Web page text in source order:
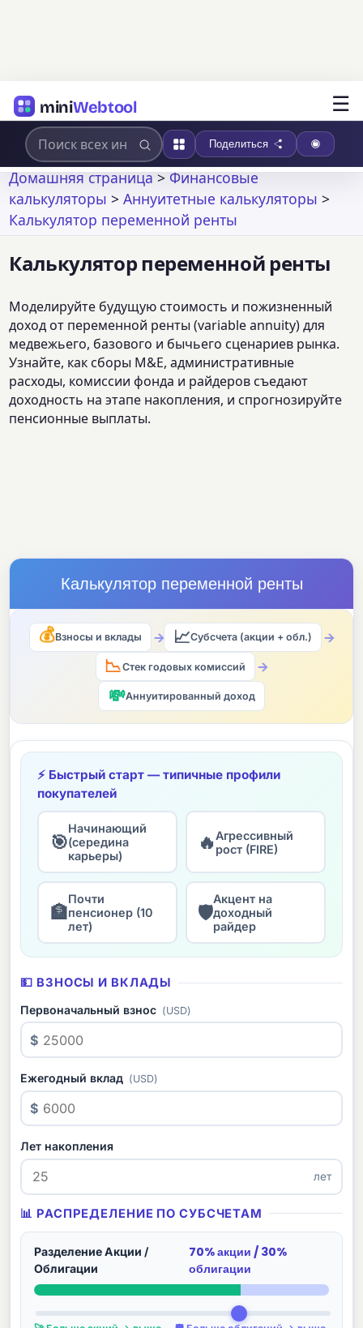
miniWebtool ☰
Поделиться
Домашняя страница>Финансовые
калькуляторы >Аннуитетные калькуляторы >
Калькулятор переменной ренты
Калькулятор переменной ренты
Моделируйте будущую стоимость и пожизненный
доход от переменной ренты (variable annuity) для
медвежьего, базового и бычьего сценариев рынка.
Узнайте, как сборы M&E, административные
расходы, комиссии фонда и райдеров съедают
доходность на этапе накопления, и спрогнозируйте
пенсионные выплаты.
Калькулятор переменной ренты
💰Взносы и вклады → 📈Субсчета (акции + обл.) →
📉Стек годовых комиссий →
💸Аннуитированный доход
⚡ Быстрый старт — типичные профили
покупателей
🎯
Начинающий
(середина
карьеры)
🔥Агрессивный
рост (FIRE)
🏦
Почти
пенсионер (10
лет)
🛡
Акцент на
доходный
райдер
💵 ВЗНОСЫ И ВКЛАДЫ
Первоначальный взнос (USD)
$
Ежегодный вклад (USD)
$
Лет накопления
лет
📊 РАСПРЕДЕЛЕНИЕ ПО СУБСЧЕТАМ
Разделение Акции /
Облигации
70% акции / 30%
облигации